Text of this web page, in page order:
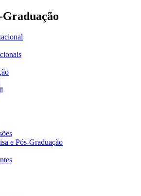
Graduação
e Pós-Graduação